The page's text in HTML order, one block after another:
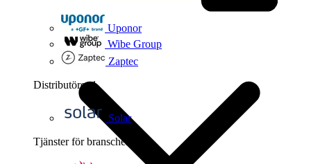
Uponor
Wibe Group
Zaptec
Distributörer 1
Solar
Tjänster för branschen